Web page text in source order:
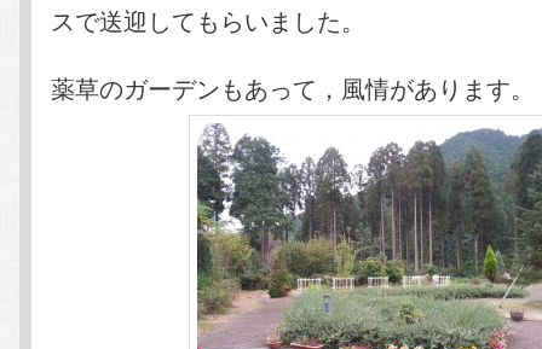
スで送迎してもらいました。
薬草のガーデンもあって，風情があります。